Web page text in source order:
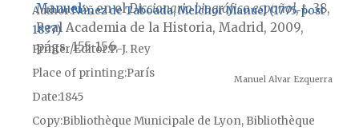
Manuel», en elDiccionario biográfico español, t. 38,
Real Academia de la Historia, Madrid, 2009,
págs. 155-156.
Manuel Alvar Ezquerra
AuthorNúñez de Taboada, Melchor Manuel (1775-post
1837)
Printer/EditorP.-J. Rey
Place of printingParís
Date1845
CopyBibliothèque Municipale de Lyon, Bibliothèque